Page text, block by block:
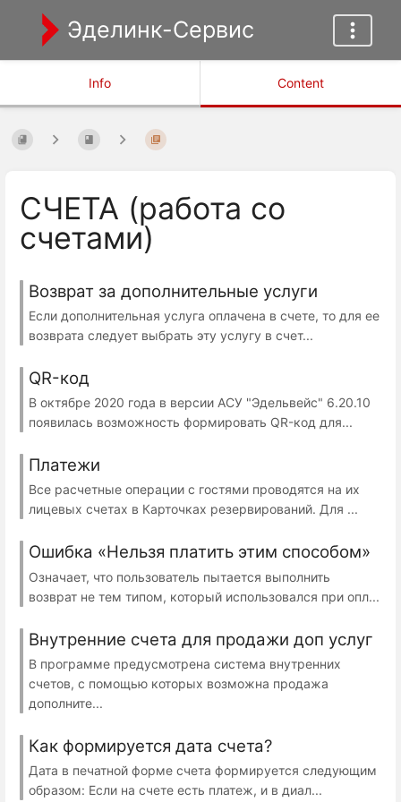
Эделинк-Сервис
Info Content
СЧЕТА (работа со
счетами)
Возврат за дополнительные услуги
Если дополнительная услуга оплачена в счете, то для ее
возврата следует выбрать эту услугу в счет...
QR-код
В октябре 2020 года в версии АСУ "Эдельвейс" 6.20.10
появилась возможность формировать QR-код для...
Платежи
Все расчетные операции с гостями проводятся на их
лицевых счетах в Карточках резервирований. Для ...
Ошибка «Нельзя платить этим способом»
Означает, что пользователь пытается выполнить
возврат не тем типом, который использовался при опл...
Внутренние счета для продажи доп услуг
В программе предусмотрена система внутренних
счетов, с помощью которых возможна продажа
дополните...
Как формируется дата счета?
Дата в печатной форме счета формируется следующим
образом: Если на счете есть платеж, и в диал...